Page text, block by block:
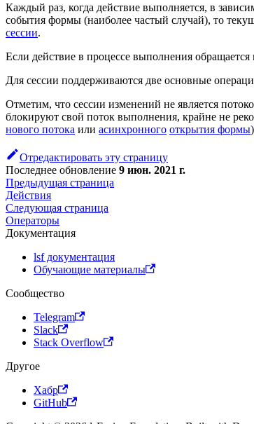
Каждый раз, когда действие выполняется, в
события формы (наиболее частый случай), то
сессии.
Если действие в процессе выполнения обращается
Для сессии поддерживаются две основные
Отметим, что сессии изменений не является
блокируют свой поток выполнения, крайне не
нового потока или асинхронного открытия формы
Отредактировать эту страницу
Последнее обновление 9 июн. 2021 г.
Предыдущая страница
Действия
Следующая страница
Оператоpы
Документация
lsf документация
Обучающие материалы
Сообщество
Telegram
Slack
Stack Overflow
Другое
Хабр
GitHub